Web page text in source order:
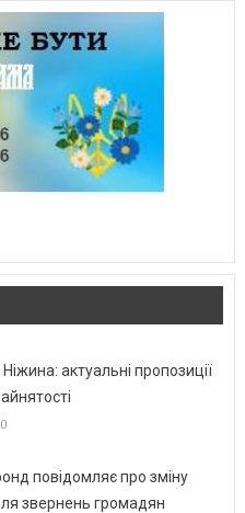
актуальні пропозиції
0
повідомляє про зміну
звернень громадян